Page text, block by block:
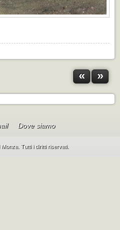
« »
Dove siamo
Tutti i diritti riservati.